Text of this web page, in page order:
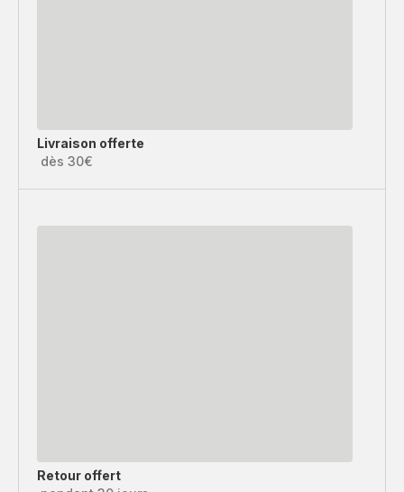
Livraison offerte
dès 30€
Retour offert